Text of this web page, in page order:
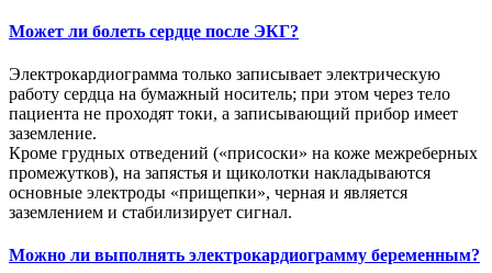
Может ли болеть сердце после ЭКГ?
Электрокардиограмма только записывает электрическую
работу сердца на бумажный носитель; при этом через тело
пациента не проходят токи, а записывающий прибор имеет
заземление.
Кроме грудных отведений («присоски» на коже межреберных
промежутков), на запястья и щиколотки накладываются
основные электроды «прищепки», черная и является
заземлением и стабилизирует сигнал.
Можно ли выполнять электрокардиограмму беременным?